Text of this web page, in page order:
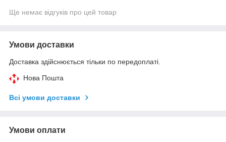
Ще немає відгуків про цей товар
Умови доставки
Доставка здійснюється тільки по передоплаті.
Нова Пошта
Всі умови доставки
Умови оплати